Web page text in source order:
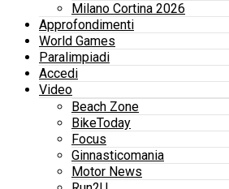
Milano Cortina 2026
Approfondimenti
World Games
Paralimpiadi
Accedi
Video
Beach Zone
BikeToday
Focus
Ginnasticomania
Motor News